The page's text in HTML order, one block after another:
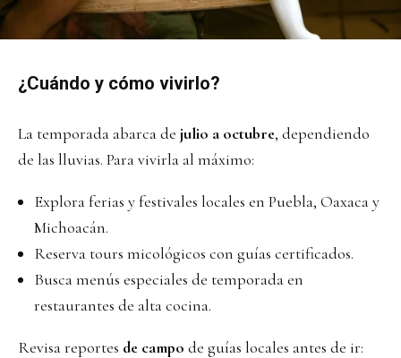
¿Cuándo y cómo vivirlo?
La temporada abarca de julio a octubre, dependiendo
de las lluvias. Para vivirla al máximo:
Explora ferias y festivales locales en Puebla, Oaxaca y
Michoacán.
Reserva tours micológicos con guías certificados.
Busca menús especiales de temporada en
restaurantes de alta cocina.
Revisa reportes de campo de guías locales antes de ir: